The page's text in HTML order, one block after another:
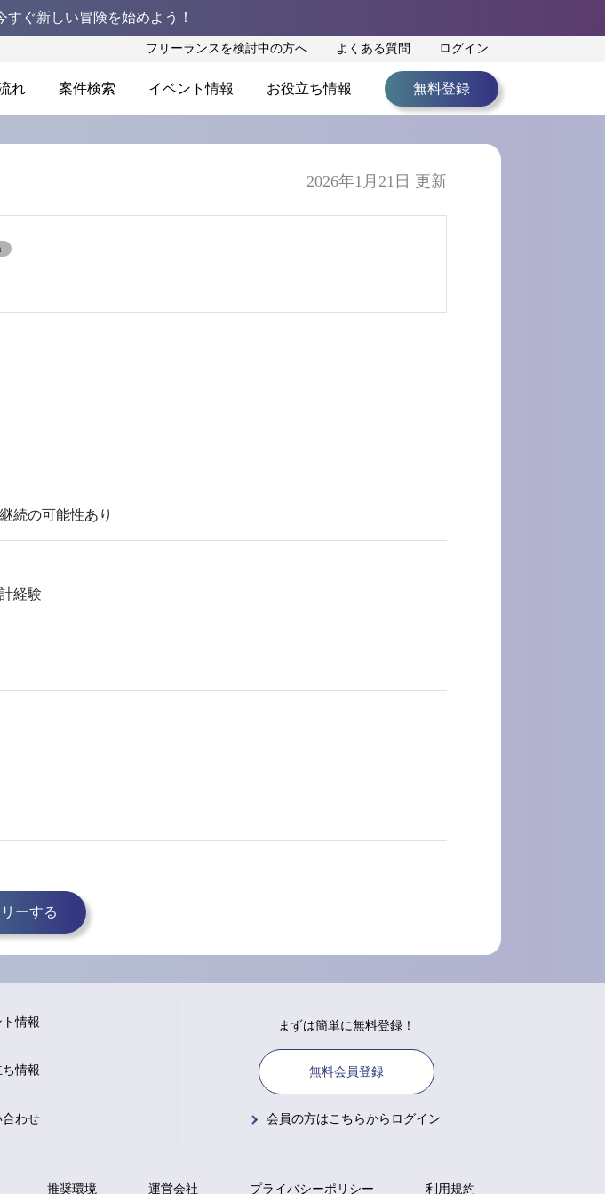
ぐ新しい冒険を始めよう！
フリーランスを検討中の方へ よくある質問 ログイン
れ 案件検索 イベント情報 お役立ち情報 無料登録
2026年1月21日 更新
続の可能性あり
経験
ーする
情報
情報
合わせ
まずは簡単に無料登録！
無料会員登録
会員の方はこちらからログイン
推奨環境 運営会社 プライバシーポリシー 利用規約